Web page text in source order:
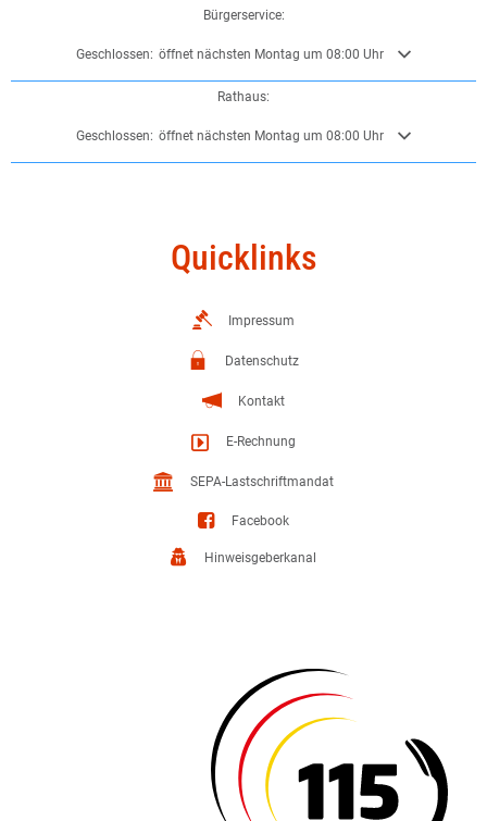
Bürgerservice:
Klicken, um weitere Öffnungs- oder Schließzeiten auszublenden
Geschlossen: öffnet nächsten Montag um 08:00 Uhr
Rathaus:
Klicken, um weitere Öffnungs- oder Schließzeiten auszublenden
Geschlossen: öffnet nächsten Montag um 08:00 Uhr
Quicklinks
Impressum
Datenschutz
Kontakt
E-Rechnung
SEPA-Lastschriftmandat
Facebook
Hinweisgeberkanal